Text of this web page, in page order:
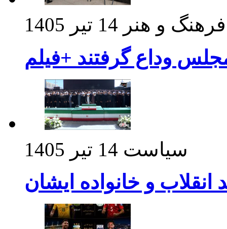
فرهنگ و هنر 14 تیر 1405
وداع گرفتند +فیلم
سیاست 14 تیر 1405
انقلاب و خانواده ایشان